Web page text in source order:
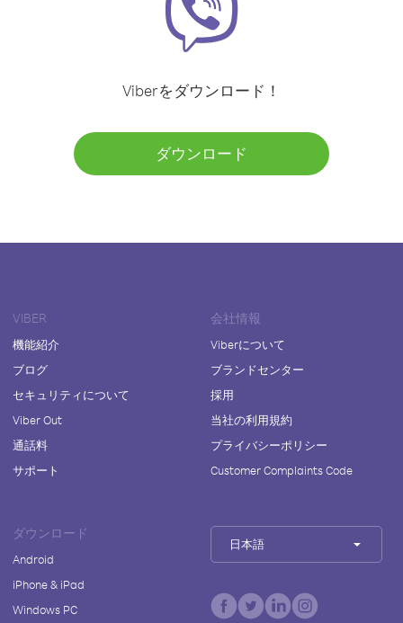
Viberをダウンロード！
ダウンロード
VIBER
機能紹介
ブログ
セキュリティについて
Viber Out
通話料
サポート
会社情報
Viberについて
ブランドセンター
採用
当社の利用規約
プライバシーポリシー
Customer Complaints Code
ダウンロード
Android
iPhone & iPad
Windows PC
日本語